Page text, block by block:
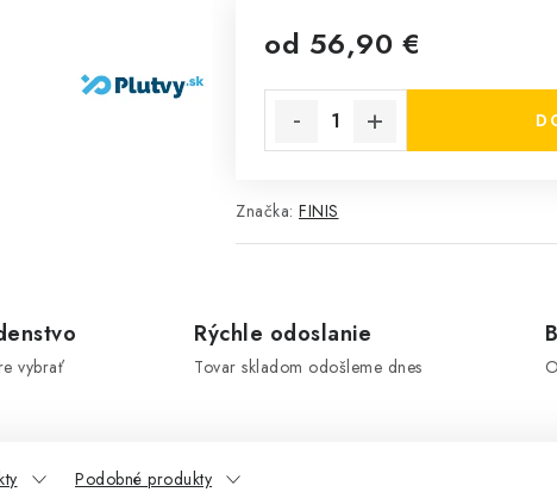
od 56,90 €
Značka: FINIS
vybrať
Rýchle odoslanie
Tovar skladom odošleme dnes
Podobné produkty